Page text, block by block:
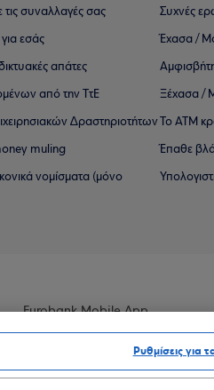
συναλλαγές σας
εσάς
απάτες
από την ΤτΕ
∆ραστηριοτήτων
muling
νομίσματα (μόνο
Συχνές
Έχασα /
Ξέχασα /
Το ΑΤΜ
Έπαθε
Eurobank Mobile App
Ρυθμίσεις για